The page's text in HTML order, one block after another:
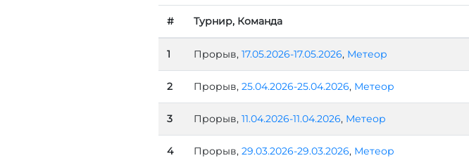
# Турнир, Команда
1 Прорыв, 17.05.2026-17.05.2026, Метеор
2 Прорыв, 25.04.2026-25.04.2026, Метеор
3 Прорыв, 11.04.2026-11.04.2026, Метеор
4 Прорыв, 29.03.2026-29.03.2026, Метеор